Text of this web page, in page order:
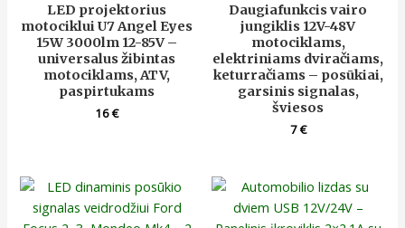
LED projektorius
motociklui U7 Angel Eyes
15W 3000lm 12-85V –
universalus žibintas
motociklams, ATV,
paspirtukams
16€
Daugiafunkcis vairo
jungiklis 12V-48V
motociklams,
elektriniams dviračiams,
keturračiams – posūkiai,
garsinis signalas,
šviesos
7€